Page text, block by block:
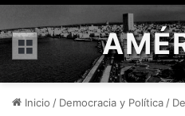
Menú
Inicio / Democracia y Política /